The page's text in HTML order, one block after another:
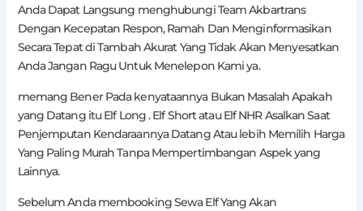
Anda Dapat Langsung menghubungi Team Akbartrans
Dengan Kecepatan Respon, Ramah Dan Menginformasikan
Secara Tepat di Tambah Akurat Yang Tidak Akan Menyesatkan
Anda Jangan Ragu Untuk Menelepon Kami ya.
memang Bener Pada kenyataannya Bukan Masalah Apakah
yang Datang itu Elf Long . Elf Short atau Elf NHR Asalkan Saat
Penjemputan Kendaraannya Datang Atau lebih Memilih Harga
Yang Paling Murah Tanpa Mempertimbangan Aspek yang
Lainnya.
Sebelum Anda membooking Sewa Elf Yang Akan